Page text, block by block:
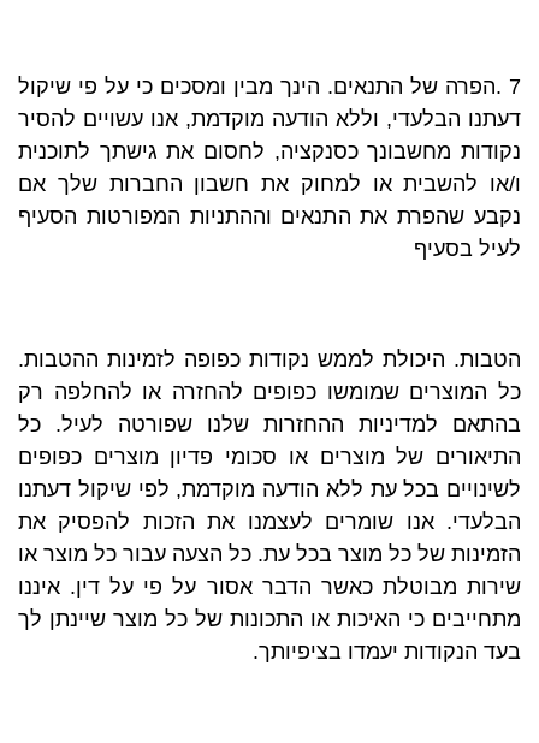
7 .הפרה של התנאים. הינך מבין ומסכים כי על פי שיקול
דעתנו הבלעדי, וללא הודעה מוקדמת, אנו עשויים להסיר
נקודות מחשבונך כסנקציה, לחסום את גישתך לתוכנית
ו/או להשבית או למחוק את חשבון החברות שלך אם
נקבע שהפרת את התנאים וההתניות המפורטות הסעיף
לעיל בסעיף
הטבות. היכולת לממש נקודות כפופה לזמינות ההטבות.
כל המוצרים שמומשו כפופים להחזרה או להחלפה רק
בהתאם למדיניות ההחזרות שלנו שפורטה לעיל. כל
התיאורים של מוצרים או סכומי פדיון מוצרים כפופים
לשינויים בכל עת ללא הודעה מוקדמת, לפי שיקול דעתנו
הבלעדי. אנו שומרים לעצמנו את הזכות להפסיק את
הזמינות של כל מוצר בכל עת. כל הצעה עבור כל מוצר או
שירות מבוטלת כאשר הדבר אסור על פי על דין. איננו
מתחייבים כי האיכות או התכונות של כל מוצר שיינתן לך
בעד הנקודות יעמדו בציפיותך.